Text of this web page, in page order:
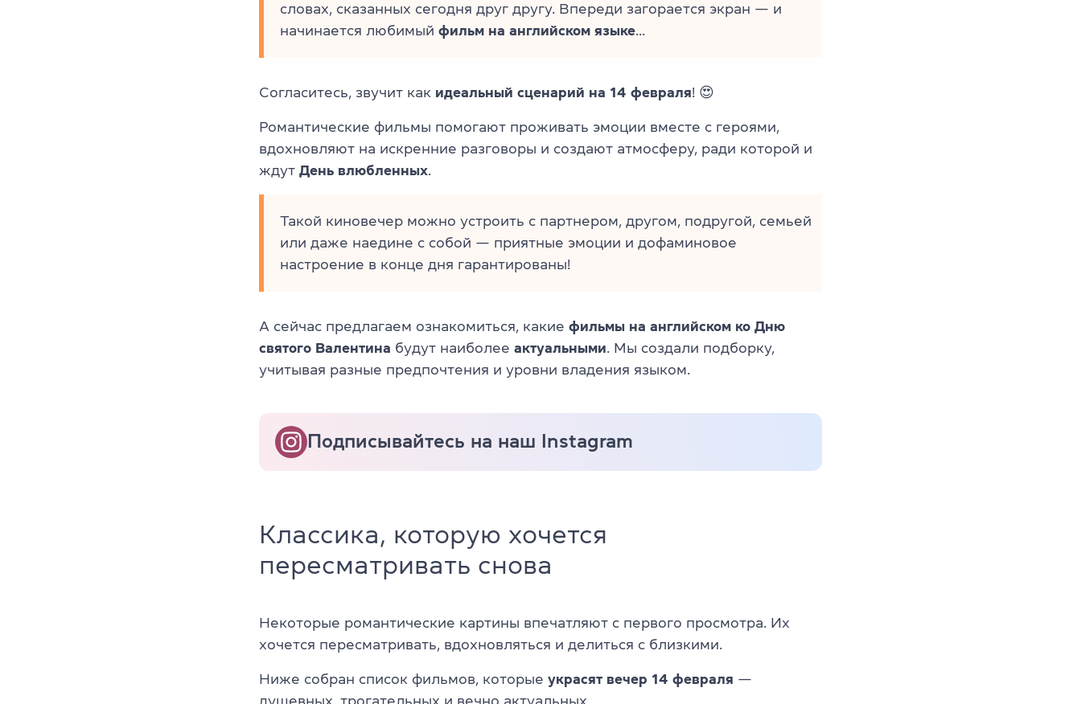
словах, сказанных сегодня друг другу. Впереди загорается экран — и
начинается любимый фильм на английском языке...
Согласитесь, звучит как идеальный сценарий на 14 февраля! 😍
Романтические фильмы помогают проживать эмоции вместе с героями,
вдохновляют на искренние разговоры и создают атмосферу, ради которой и
ждут День влюбленных.
Такой киновечер можно устроить с партнером, другом, подругой, семьей
или даже наедине с собой — приятные эмоции и дофаминовое
настроение в конце дня гарантированы!
А сейчас предлагаем ознакомиться, какие фильмы на английском ко Дню
святого Валентина будут наиболее актуальными. Мы создали подборку,
учитывая разные предпочтения и уровни владения языком.
Подписывайтесь на наш Instagram
Классика, которую хочется
пересматривать снова
Некоторые романтические картины впечатляют с первого просмотра. Их
хочется пересматривать, вдохновляться и делиться с близкими.
Ниже собран список фильмов, которые украсят вечер 14 февраля —
душевных, трогательных и вечно актуальных.